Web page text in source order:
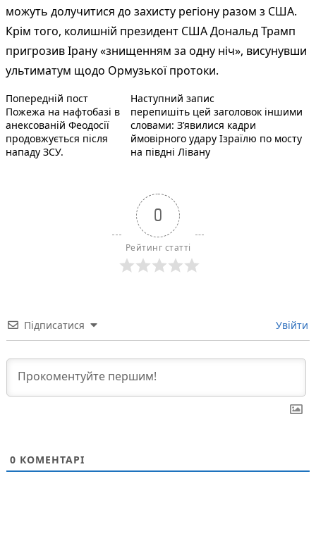
можуть долучитися до захисту регіону разом з США.
Крім того, колишній президент США Дональд Трамп
пригрозив Ірану «знищенням за одну ніч», висунувши
ультиматум щодо Ормузької протоки.
Навігація
записів
Попередній постПопередній запис:
Пожежа на нафтобазі в
анексованій Феодосії
продовжується після
нападу ЗСУ.
Наступний записНаступний пост :
перепишіть цей заголовок іншими
словами: З’явилися кадри
ймовірного удару Ізраїлю по мосту
на півдні Лівану
0
Рейтинг статті
Підписатися Увійти
0 КОМЕНТАРІ